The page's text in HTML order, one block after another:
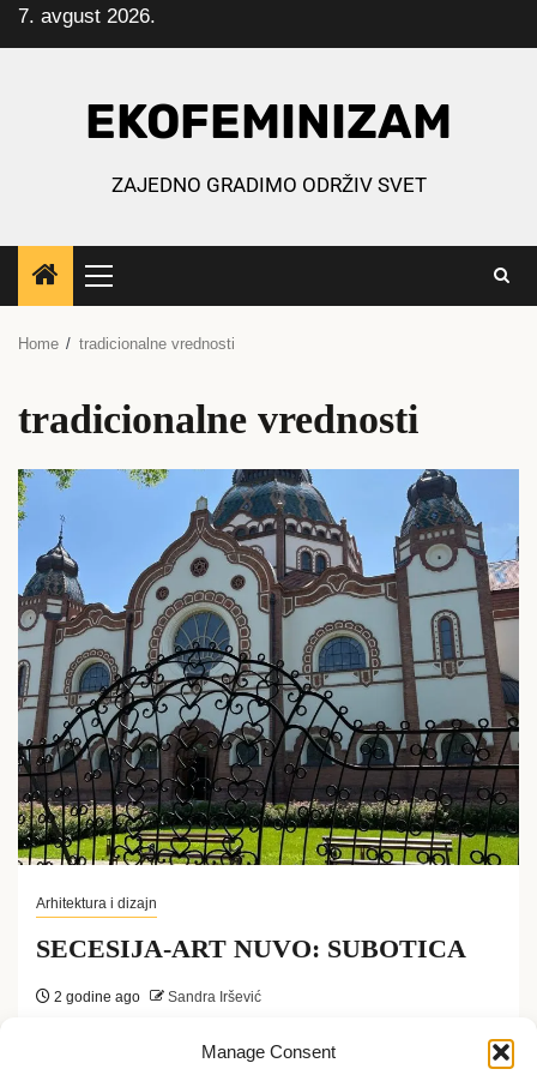
Manage Consent
Skip
to
7. avgust 2026.
EKOFEMINIZAM
ZAJEDNO GRADIMO ODRŽIV SVET
Primary
Menu
Home tradicionalne vrednosti
tradicionalne vrednosti
Arhitektura i dizajn
SECESIJA-ART NUVO: SUBOTICA
2 godine ago Sandra Iršević
Srpski grad Subotica, primer secesije ponovo je u